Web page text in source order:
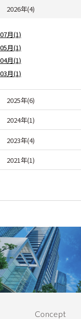
2026年(4)
07月(1)
05月(1)
04月(1)
03月(1)
2025年(6)
2024年(1)
2023年(4)
2021年(1)
Concept